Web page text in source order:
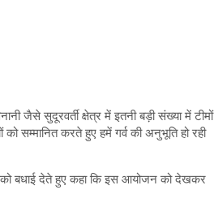
जैसे सुदूरवर्ती क्षेत्र में इतनी बड़ी संख्या में टीमों
सम्मानित करते हुए हमें गर्व की अनुभूति हो रही
को बधाई देते हुए कहा कि इस आयोजन को देखकर